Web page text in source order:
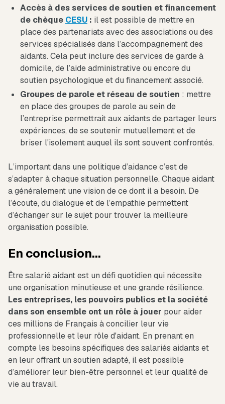
Accès à des services de soutien et financement
de chèque CESU : il est possible de mettre en
place des partenariats avec des associations ou des
services spécialisés dans l’accompagnement des
aidants. Cela peut inclure des services de garde à
domicile, de l’aide administrative ou encore du
soutien psychologique et du financement associé.
Groupes de parole et réseau de soutien : mettre
en place des groupes de parole au sein de
l’entreprise permettrait aux aidants de partager leurs
expériences, de se soutenir mutuellement et de
briser l'isolement auquel ils sont souvent confrontés.
L’important dans une politique d’aidance c’est de
s’adapter à chaque situation personnelle. Chaque aidant
a généralement une vision de ce dont il a besoin. De
l’écoute, du dialogue et de l’empathie permettent
d’échanger sur le sujet pour trouver la meilleure
organisation possible.
En conclusion...
Être salarié aidant est un défi quotidien qui nécessite
une organisation minutieuse et une grande résilience.
Les entreprises, les pouvoirs publics et la société
dans son ensemble ont un rôle à jouer pour aider
ces millions de Français à concilier leur vie
professionnelle et leur rôle d'aidant. En prenant en
compte les besoins spécifiques des salariés aidants et
en leur offrant un soutien adapté, il est possible
d’améliorer leur bien-être personnel et leur qualité de
vie au travail.